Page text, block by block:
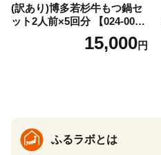
(訳あり)博多若杉牛もつ鍋セ
ット2人前×5回分 【024-002
15,000円
ふるラボとは